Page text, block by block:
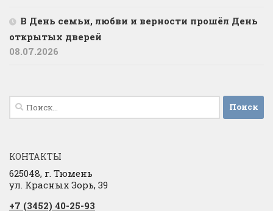
В День семьи, любви и верности прошёл День
открытых дверей
08.07.2026
Найти:
КОНТАКТЫ
625048, г. Тюмень
ул. Красных Зорь, 39
+7 (3452) 40-25-93